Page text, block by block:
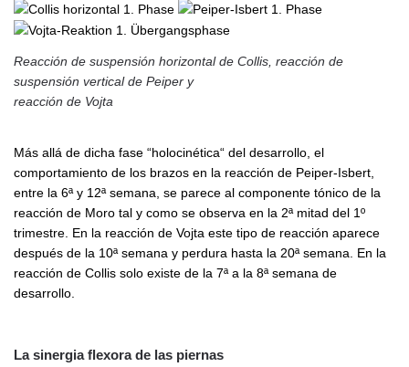
Reacción de suspensión horizontal de Collis, reacción de
suspensión vertical de Peiper y
reacción de Vojta
Más allá de dicha fase “holocinética“ del desarrollo, el
comportamiento de los brazos en la reacción de Peiper-Isbert,
entre la 6ª y 12ª semana, se parece al componente tónico de la
reacción de Moro tal y como se observa en la 2ª mitad del 1º
trimestre. En la reacción de Vojta este tipo de reacción aparece
después de la 10ª semana y perdura hasta la 20ª semana. En la
reacción de Collis solo existe de la 7ª a la 8ª semana de
desarrollo.
La sinergia flexora de las piernas